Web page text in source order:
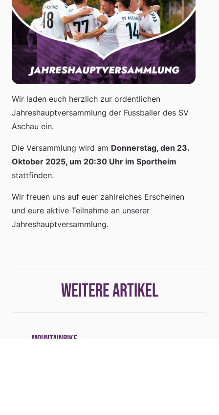
Wir laden euch herzlich zur ordentlichen
Jahreshauptversammlung der Fussballer des SV
Aschau ein.
Die Versammlung wird am Donnerstag, den 23.
Oktober 2025, um 20:30 Uhr im Sportheim
stattfinden.
Wir freuen uns auf euer zahlreiches Erscheinen
und eure aktive Teilnahme an unserer
Jahreshauptversammlung.
Weitere Artikel
MOUNTAINBIKE